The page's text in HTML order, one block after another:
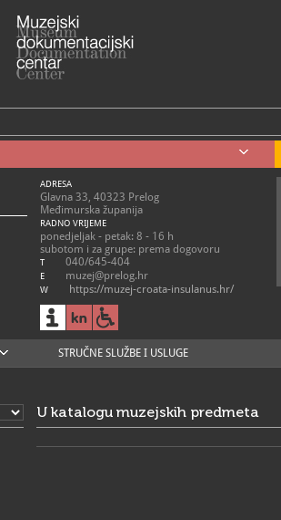
ADRESA
Glavna 33, 40323 Prelog
Međimurska županija
RADNO VRIJEME
ponedjeljak - petak: 8 - 16 h
subotom i za grupe: prema dogovoru
T 040/645-404
E muzej@prelog.hr
W https://muzej-croata-insulanus.hr/
STRUČNE SLUŽBE I USLUGE
U katalogu muzejskih predmeta